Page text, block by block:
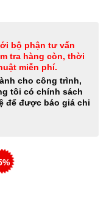
bộ phận tư vấn
tra hàng còn, thời
miễn phí.
cho công trình,
tôi có chính sách
để được báo giá chi